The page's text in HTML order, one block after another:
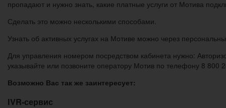
пропадают и нужно знать, какие платные услуги от Мотива
Сделать это можно несколькими способами.
Узнать об активных услугах на Мотиве можно через
Для управления номером посредством кабинета нужно:
указывайте или позвоните оператору Мотив по телефону 8 800
Возможно Вас так же заинтересует:
IVR-сервис